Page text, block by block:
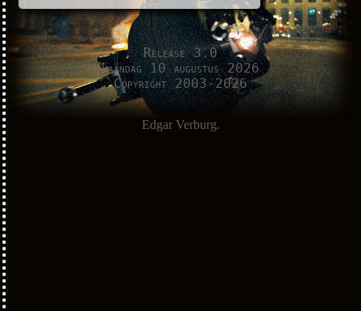
Release 3.0
maandag 10 augustus 2026
Copyright 2003-2026
Edgar Verburg.